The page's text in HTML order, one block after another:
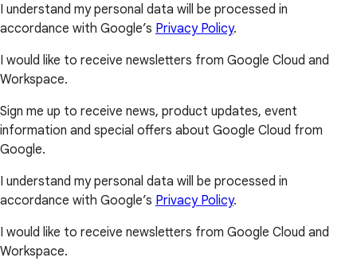
I understand my personal data will be processed in
accordance with Google’s Privacy Policy.
I would like to receive newsletters from Google Cloud and
Workspace.
Sign me up to receive news, product updates, event
information and special offers about Google Cloud from
Google.
I understand my personal data will be processed in
accordance with Google’s Privacy Policy.
I would like to receive newsletters from Google Cloud and
Workspace.